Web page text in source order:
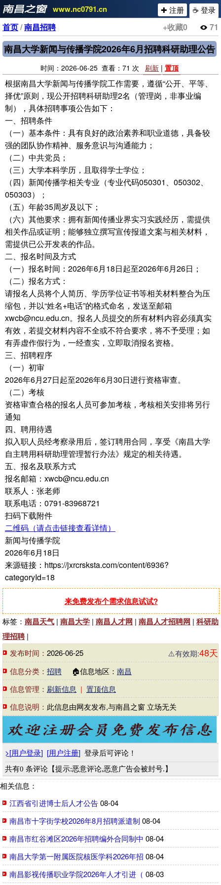
www.nc0791.cn ☕ 登录
✚ 注册
+收藏0 71
首页/南昌招聘
南昌大学新闻与传播学院2026年6月招聘科研助理公告
时间：2026-06-25 查看：71 次 刷新 | 置顶
根据南昌大学新闻与传播学院工作需要，遵循“公开、平等、
择优”原则，现公开招聘科研助理2名（管理岗，非事业编
制），具体招聘事项公告如下：
一、招聘条件
（一）基本条件：具有良好的政治素养和职业道德，具备较
强的团队协作精神、服务意识与沟通能力；
（二）中共党员；
（三）大学本科学历，且取得学士学位；
（四）新闻传播学相关专业（专业代码050301、050302、
050303）；
（五）年龄35周岁及以下；
（六）其他要求：拥有新闻传播业界实习实践经历，需提供
相关作品或证明；能够独立撰写宣传报道文案与相关材料，
需提供已公开发表的作品。
二、报名时间及方式
（一）报名时间：2026年6月18日起至2026年6月26日；
（二）报名方式：
请报名人员将个人简历、学历学位证书等相关材料整合为压
缩包，并以“姓名+电话”的格式命名，发送至邮箱
xwcb@ncu.edu.cn。报名人员提交的所有材料内容必须真实
有效，若提交材料内容不全或不符合要求，将不予受理；如
有弄虚作假行为，一经查实，立即取消报名资格。
三、招聘程序
（一）初审
2026年6月27日起至2026年6月30日进行资格审查。
（二）考核
资格审查合格的报名人员可参加考核，考核相关安排将另行
通知
四、聘用待遇
拟入职人员经考察录用后，签订聘用合同，享受《南昌大学
自主聘用科研助理管理暂行办法》规定的相关待遇。
五、报名及联系方式
报名邮箱：xwcb@ncu.edu.cn
联系人：张老师
联系电话：0791-83968721
扫码下载附件
二维码（请点击链接查看详情）
新闻与传播学院
2026年6月18日
来源链接：https://jxrcrsksta.com/content/6936?
categoryId=18
来免费发布个需求信息试试?
标签： 南昌天气 | 南昌大学 | 南昌人才网 | 南昌人才招聘网 | 科研助
理招聘|
发布时间： 2026-06-25 ⚠️有效期:48天
信息分类： 招聘 🏠信息地区： 南昌
信息管理： 刷新信息 | 置顶信息
信息说明： 此信息由网友发布,与南昌之窗 立场无关
>[用户登录] [用户注册] 登录后可评论！
共有0 条评论【提示:恶意评论,恶意广告会被封号.】
相关信息：
江西省引进博士后人才公告08-04
南昌市十字街学校2026年8月招聘派遣制 08-04
南昌市红谷滩区2026年招聘编外合同制中 08-04
南昌大学第一附属医院核医学科2026年招 08-04
南昌影视传播职业学院2026年人才引进（ 08-03